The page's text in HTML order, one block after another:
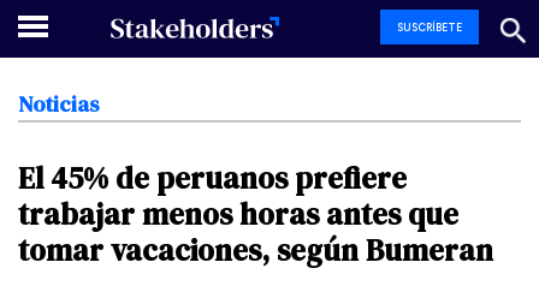
SUSCRÍBETE
Noticias
El 45% de peruanos prefiere
trabajarmenoshoras antes que
tomarvacaciones, segúnBumeran